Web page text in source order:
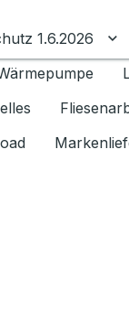
Ratgeber
1.6.2026